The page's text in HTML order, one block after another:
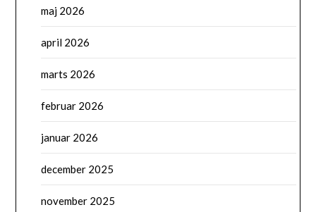
maj 2026
april 2026
marts 2026
februar 2026
januar 2026
december 2025
november 2025